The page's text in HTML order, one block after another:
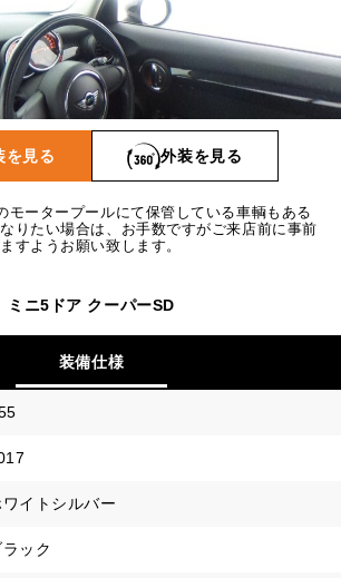
ス工場 ROVER MINI
iR MAKERS
TEL
MAP
買取
査定依頼
来店予約
15,828 円
9,200
14 回
を見る 外装を見る
モータープールにて保管している車輌もある
りたい場合は、お手数ですがご来店前に事前
すようお願い致します。
ミニ5ドア クーパーSD
装備仕様
ワイトシルバー
ラック